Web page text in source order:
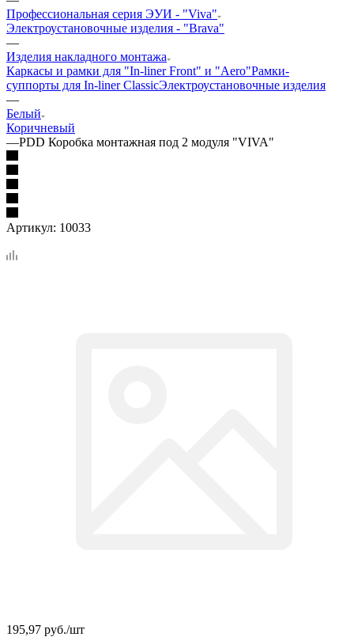
Профессиональная серия ЭУИ - "Viva"
Электроустановочные изделия - "Brava"
—
Изделия накладного монтажа
Каркасы и рамки для "In-liner Front" и "Aero"Рамки-
суппорты для In-liner ClassicЭлектроустановочные изделия
—
Белый
Коричневый
—PDD Коробка монтажная под 2 модуля "VIVA"
Артикул: 10033
195,97 руб./шт